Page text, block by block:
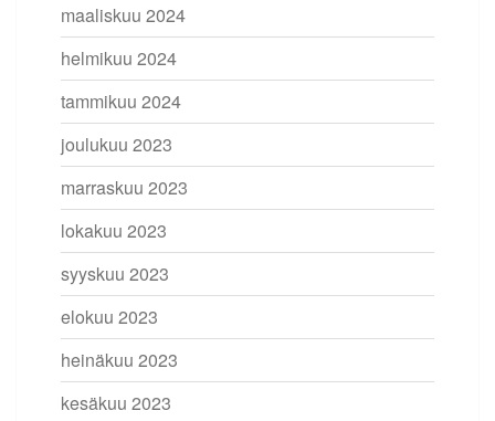
maaliskuu 2024
helmikuu 2024
tammikuu 2024
joulukuu 2023
marraskuu 2023
lokakuu 2023
syyskuu 2023
elokuu 2023
heinäkuu 2023
kesäkuu 2023